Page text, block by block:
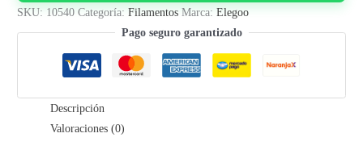
1.75mm
|
SKU: 10540 Categoría:Filamentos Marca:Elegoo
Pago seguro garantizado
Descripción
Valoraciones (0)